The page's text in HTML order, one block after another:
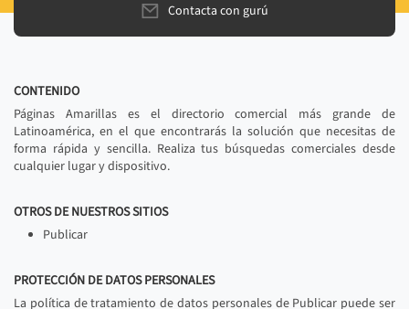
Contacta con gurú
CONTENIDO
Páginas Amarillas es el directorio comercial más grande de
Latinoamérica, en el que encontrarás la solución que necesitas de
forma rápida y sencilla. Realiza tus búsquedas comerciales desde
cualquier lugar y dispositivo.
OTROS DE NUESTROS SITIOS
Publicar
PROTECCIÓN DE DATOS PERSONALES
La política de tratamiento de datos personales de Publicar puede ser